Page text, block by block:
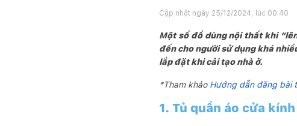
Cập nhật ngày 25/12/2024, lúc 00:40
Một số đồ dùng nội thất khi
đến cho người sử dụng khá
lắp đặt khi cải tạo nhà ở.
*Tham khảo Hướng dẫn đăng bài
1. Tủ quần áo cửa kính